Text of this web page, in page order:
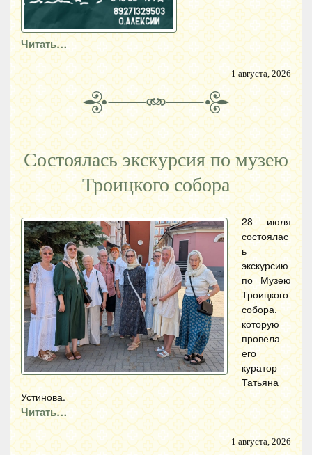
Читать…
1 августа, 2026
Состоялась экскурсия по музею
Троицкого собора
28 июля
состоялас
ь
экскурсию
по Музею
Троицкого
собора,
которую
провела
его
куратор
Татьяна
Устинова.
Читать…
1 августа, 2026